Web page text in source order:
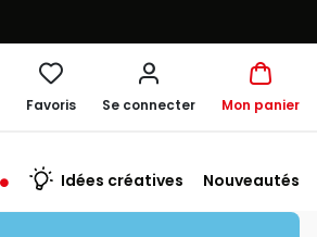
Favoris Se connecter Mon panier
Idées créatives Nouveautés